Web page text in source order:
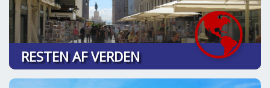
RESTEN AF VERDEN